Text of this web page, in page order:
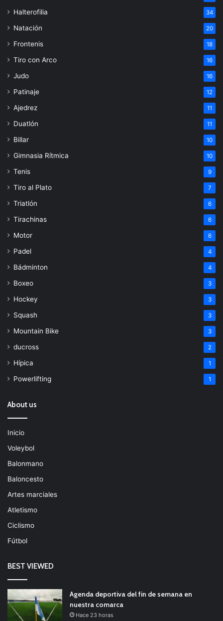
Halterofilia 34
Natación 20
Frontenis 18
Tiro con Arco 16
Judo 16
Patinaje 12
Ajedrez 11
Duatlón 11
Billar 10
Gimnasia Rítmica 10
Tenis 9
Tiro al Plato 7
Triatlón 6
Tirachinas 6
Motor 6
Padel 4
Bádminton 4
Boxeo 3
Hockey 3
Squash 3
Mountain Bike 3
ducross 2
Hípica 1
Powerlifting 1
About us
Inicio
Voleybol
Balonmano
Baloncesto
Artes marciales
Atletismo
Ciclismo
Fútbol
BEST VIEWED
Agenda deportiva del fin de semana en
nuestra comarca
Hace 23 horas